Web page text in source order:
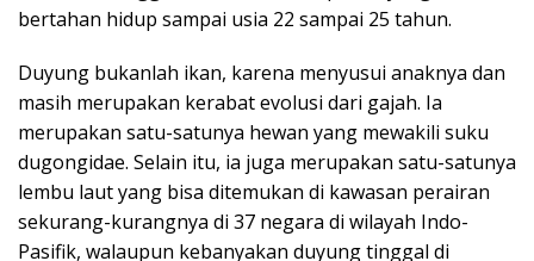
bertahan hidup sampai usia 22 sampai 25 tahun.
Duyung bukanlah ikan, karena menyusui anaknya dan
masih merupakan kerabat evolusi dari gajah. Ia
merupakan satu-satunya hewan yang mewakili suku
dugongidae. Selain itu, ia juga merupakan satu-satunya
lembu laut yang bisa ditemukan di kawasan perairan
sekurang-kurangnya di 37 negara di wilayah Indo-
Pasifik, walaupun kebanyakan duyung tinggal di